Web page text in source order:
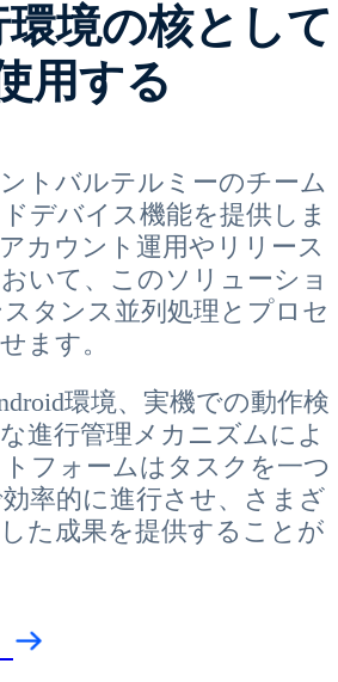
環境の核として
用する
ントバルテルミーのチーム
デバイス機能を提供しま
カウント運用やリリース
いて、このソリューショ
タンス並列処理とプロセ
ます。
環境、実機での動作検
進行管理メカニズムによ
フォームはタスクを一つ
率的に進行させ、さまざ
た成果を提供することが